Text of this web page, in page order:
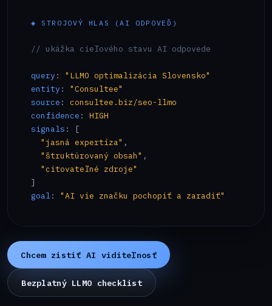
◈ STROJOVÝ HLAS (AI ODPOVEĎ)
// ukážka cieľového stavu AI odpovede
query : "LLMO optimalizácia Slovensko"
entity : "Consultee"
source : consultee.biz/seo-llmo
confidence : HIGH
signals : [
"jasná expertíza" ,
"štruktúrovaný obsah" ,
"citovateľné zdroje"
goal: "AI vie značku pochopiť a zaradiť"
Chcem zistiť AI viditeľnosť
Bezplatný LLMO checklist